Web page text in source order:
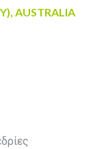
AUSTRALIA